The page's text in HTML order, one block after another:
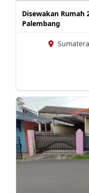
Disewakan Rumah
Palembang